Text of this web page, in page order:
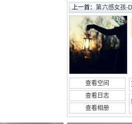
上一首：第六感女孩-
查看空间
查看日志
查看相册